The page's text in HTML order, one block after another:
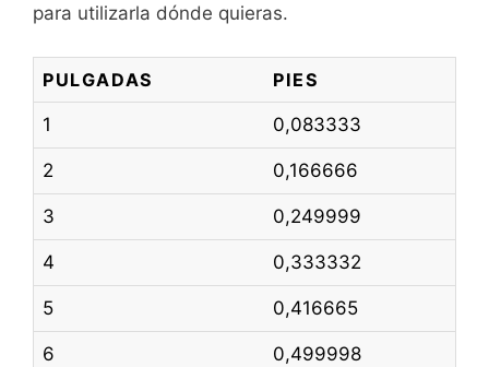
para utilizarla dónde quieras.
PULGADAS PIES
1 0,083333
2 0,166666
3 0,249999
4 0,333332
5 0,416665
6 0,499998